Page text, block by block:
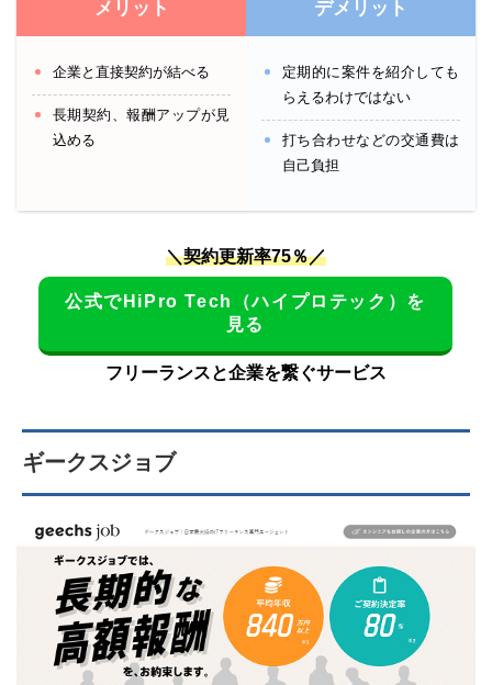
メリット
企業と直接契約が結べる
長期契約、報酬アップが見
込める
デメリット
定期的に案件を紹介しても
らえるわけではない
打ち合わせなどの交通費は
自己負担
＼契約更新率75％／
公式でHiPro Tech（ハイプロテック）を
見る
フリーランスと企業を繋ぐサービス
ギークスジョブ